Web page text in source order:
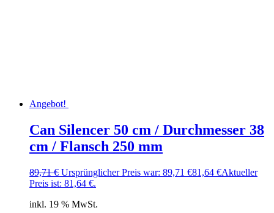
Angebot!
Can Silencer 50 cm / Durchmesser 38
cm / Flansch 250 mm
89,71€ Ursprünglicher Preis war: 89,71 €81,64 €Aktueller
Preis ist: 81,64 €.
inkl. 19 % MwSt.